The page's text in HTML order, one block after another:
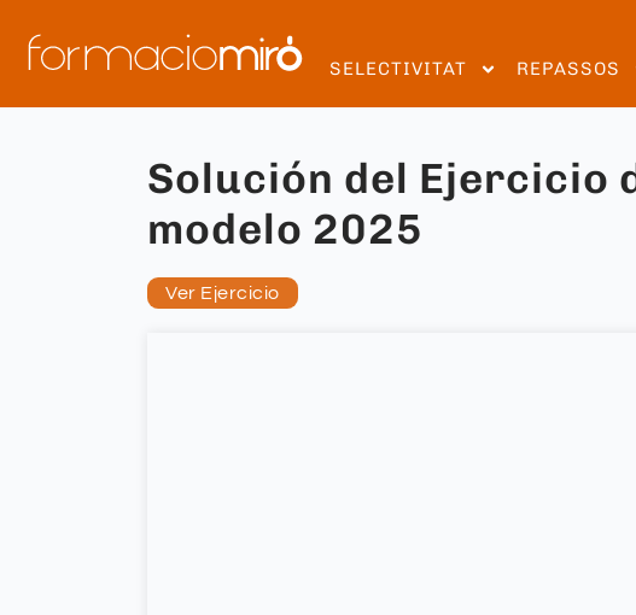
SELECTIVITAT REPASSOS
Solución del Ejercicio
modelo 2025
Ver Ejercicio